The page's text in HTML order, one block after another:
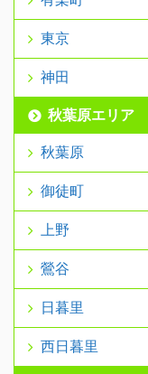
東京
神田
秋葉原エリア
秋葉原
御徒町
上野
鶯谷
日暮里
西日暮里